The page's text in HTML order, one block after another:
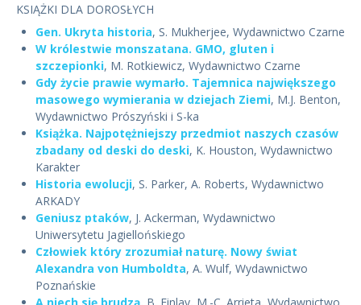
KSIĄŻKI DLA DOROSŁYCH
Gen. Ukryta historia, S. Mukherjee, Wydawnictwo Czarne
W królestwie monszatana. GMO, gluten i
szczepionki, M. Rotkiewicz, Wydawnictwo Czarne
Gdy życie prawie wymarło. Tajemnica największego
masowego wymierania w dziejach Ziemi, M.J. Benton,
Wydawnictwo Prószyński i S-ka
Książka. Najpotężniejszy przedmiot naszych czasów
zbadany od deski do deski, K. Houston, Wydawnictwo
Karakter
Historia ewolucji, S. Parker, A. Roberts, Wydawnictwo
ARKADY
Geniusz ptaków, J. Ackerman, Wydawnictwo
Uniwersytetu Jagiellońskiego
Człowiek który zrozumiał naturę. Nowy świat
Alexandra von Humboldta, A. Wulf, Wydawnictwo
Poznańskie